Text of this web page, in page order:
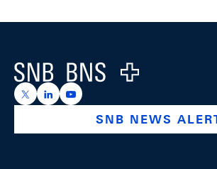
Logo
https://x.com/snb_bns
https://ch.linkedin.com/
https://www.youtube.com/
SNB NEWS